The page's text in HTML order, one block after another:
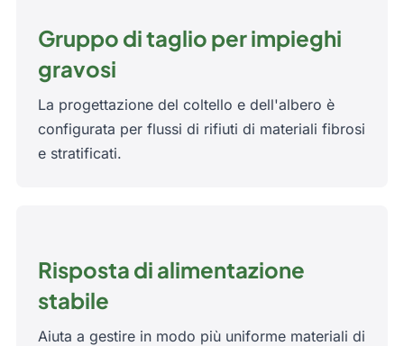
Gruppo di taglio per impieghi
gravosi
La progettazione del coltello e dell'albero è
configurata per flussi di rifiuti di materiali fibrosi
e stratificati.
Risposta di alimentazione
stabile
Aiuta a gestire in modo più uniforme materiali di